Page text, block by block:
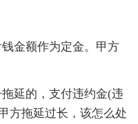
金额作为定金。甲方
延的，支付违约金(违
方拖延过长，该怎么处